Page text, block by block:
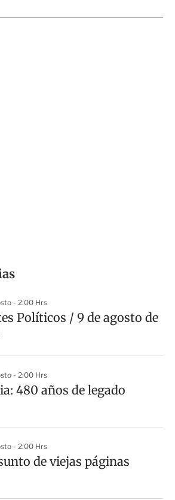
- 2:00 Hrs
Políticos / 9 de agosto de
- 2:00 Hrs
480 años de legado
- 2:00 Hrs
de viejas páginas